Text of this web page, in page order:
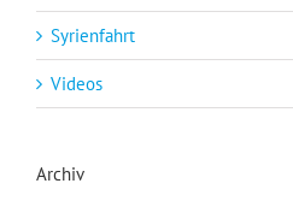
Syrienfahrt
Videos
Archiv